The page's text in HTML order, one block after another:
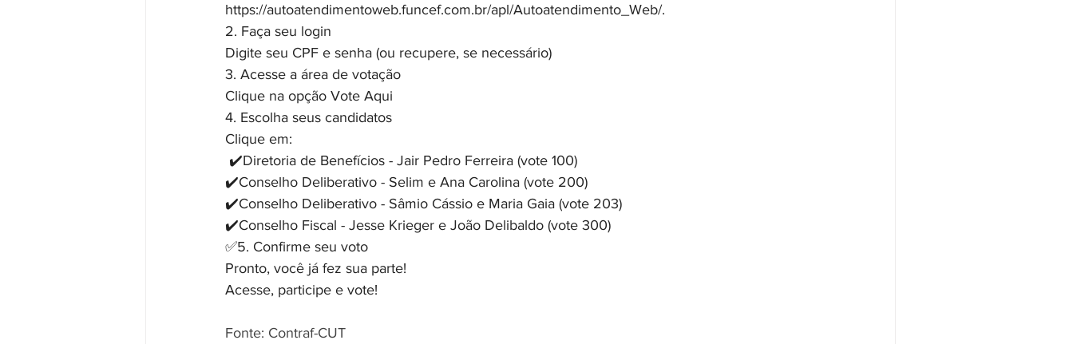
https://autoatendimentoweb.funcef.com.br/apl/Autoatendimento_Web/.
2. Faça seu login
Digite seu CPF e senha (ou recupere, se necessário)
️3. Acesse a área de votação
Clique na opção Vote Aqui
4. Escolha seus candidatos
Clique em:
✔️Diretoria de Benefícios - Jair Pedro Ferreira (vote 100)
✔️Conselho Deliberativo - Selim e Ana Carolina (vote 200)
✔️Conselho Deliberativo - Sâmio Cássio e Maria Gaia (vote 203)
✔️Conselho Fiscal - Jesse Krieger e João Delibaldo (vote 300)
✅5. Confirme seu voto
Pronto, você já fez sua parte!
Acesse, participe e vote!
Fonte: Contraf-CUT